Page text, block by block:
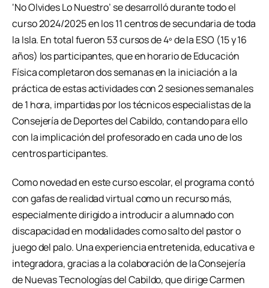
‘No Olvides Lo Nuestro’ se desarrolló durante todo el
curso 2024/2025 en los 11 centros de secundaria de toda
la Isla. En total fueron 53 cursos de 4º de la ESO (15 y 16
años) los participantes, que en horario de Educación
Física completaron dos semanas en la iniciación a la
práctica de estas actividades con 2 sesiones semanales
de 1 hora, impartidas por los técnicos especialistas de la
Consejería de Deportes del Cabildo, contando para ello
con la implicación del profesorado en cada uno de los
centros participantes.
Como novedad en este curso escolar, el programa contó
con gafas de realidad virtual como un recurso más,
especialmente dirigido a introducir a alumnado con
discapacidad en modalidades como salto del pastor o
juego del palo. Una experiencia entretenida, educativa e
integradora, gracias a la colaboración de la Consejería
de Nuevas Tecnologías del Cabildo, que dirige Carmen